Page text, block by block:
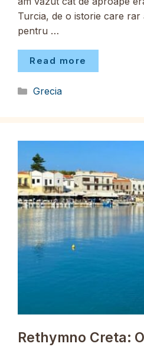
Turcia, de o istorie care
pentru …
Read more
Categorii
Grecia
Rethymno Creta: